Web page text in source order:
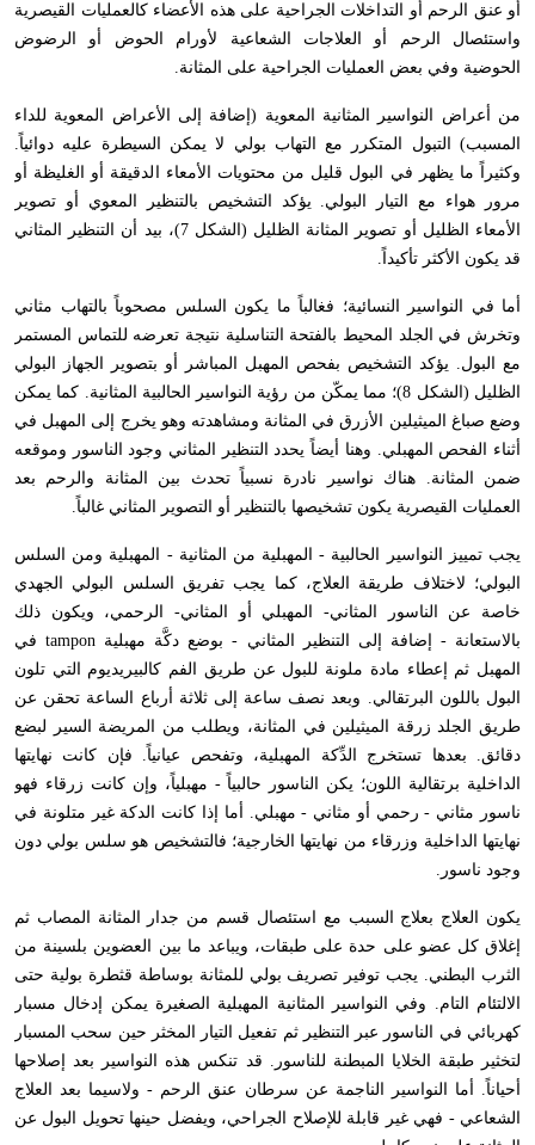
أو عنق الرحم أو التداخلات الجراحية على هذه الأعضاء كالعمليات القيصرية
واستئصال الرحم أو العلاجات الشعاعية لأورام الحوض أو الرضوض
الحوضية وفي بعض العمليات الجراحية على المثانة.
من أعراض النواسير المثانية المعوية (إضافة إلى الأعراض المعوية للداء
المسبب) التبول المتكرر مع التهاب بولي لا يمكن السيطرة عليه دوائياً.
وكثيراً ما يظهر في البول قليل من محتويات الأمعاء الدقيقة أو الغليظة أو
مرور هواء مع التيار البولي. يؤكد التشخيص بالتنظير المعوي أو تصوير
الأمعاء الظليل أو تصوير المثانة الظليل (الشكل 7)، بيد أن التنظير المثاني
قد يكون الأكثر تأكيداً .
أما في النواسير النسائية؛ فغالباً ما يكون السلس مصحوباً بالتهاب مثاني
وتخرش في الجلد المحيط بالفتحة التناسلية نتيجة تعرضه للتماس المستمر
مع البول. يؤكد التشخيص بفحص المهبل المباشر أو بتصوير الجهاز البولي
الظليل (الشكل 8)؛ مما يمكّن من رؤية النواسير الحالبية المثانية. كما يمكن
وضع صباغ الميثيلين الأزرق في المثانة ومشاهدته وهو يخرج إلى المهبل في
أثناء الفحص المهبلي. وهنا أيضاً يحدد التنظير المثاني وجود الناسور وموقعه
ضمن المثانة. هناك نواسير نادرة نسبياً تحدث بين المثانة والرحم بعد
العمليات القيصرية يكون تشخيصها بالتنظير أو التصوير المثاني غالباً.
يجب تمييز النواسير الحالبية - المهبلية من المثانية - المهبلية ومن السلس
البولي؛ لاختلاف طريقة العلاج، كما يجب تفريق السلس البولي الجهدي
خاصة عن الناسور المثاني- المهبلي أو المثاني- الرحمي، ويكون ذلك
بالاستعانة - إضافة إلى التنظير المثاني - بوضع دكَّة مهبلية tampon في
المهبل ثم إعطاء مادة ملونة للبول عن طريق الفم كالبيريديوم التي تلون
البول باللون البرتقالي. وبعد نصف ساعة إلى ثلاثة أرباع الساعة تحقن عن
طريق الجلد زرقة الميثيلين في المثانة، ويطلب من المريضة السير لبضع
دقائق. بعدها تستخرج الدِّكة المهبلية، وتفحص عيانياً. فإن كانت نهايتها
الداخلية برتقالية اللون؛ يكن الناسور حالبياً - مهبلياً، وإن كانت زرقاء فهو
ناسور مثاني - رحمي أو مثاني - مهبلي. أما إذا كانت الدكة غير متلونة في
نهايتها الداخلية وزرقاء من نهايتها الخارجية؛ فالتشخيص هو سلس بولي دون
وجود ناسور .
يكون العلاج بعلاج السبب مع استئصال قسم من جدار المثانة المصاب ثم
إغلاق كل عضو على حدة على طبقات، ويباعد ما بين العضوين بلسينة من
الثرب البطني. يجب توفير تصريف بولي للمثانة بوساطة قثطرة بولية حتى
الالتئام التام. وفي النواسير المثانية المهبلية الصغيرة يمكن إدخال مسبار
كهربائي في الناسور عبر التنظير ثم تفعيل التيار المخثر حين سحب المسبار
لتخثير طبقة الخلايا المبطنة للناسور. قد تنكس هذه النواسير بعد إصلاحها
أحياناً. أما النواسير الناجمة عن سرطان عنق الرحم - ولاسيما بعد العلاج
الشعاعي - فهي غير قابلة للإصلاح الجراحي، ويفضل حينها تحويل البول عن